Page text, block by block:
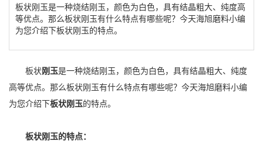
板状刚玉是一种烧结刚玉，颜色为白色，具有结晶粗大、纯度高
等优点。那么板状刚玉有什么特点有哪些呢？今天海旭磨料小编
为您介绍下板状刚玉的特点。
板状刚玉是一种烧结刚玉，颜色为白色，具有结晶粗大、纯度
高等优点。那么板状刚玉有什么特点有哪些呢？今天海旭磨料小编
为您介绍下板状刚玉的特点。
板状刚玉的特点：